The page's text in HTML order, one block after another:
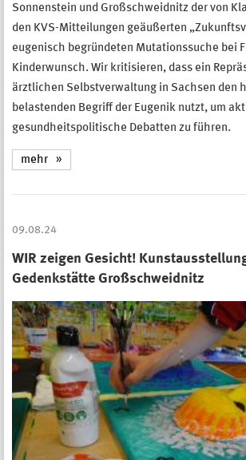
Sonnenstein und Großschweidnitz der von
den KVS-Mitteilungen geäußerten
eugenisch begründeten Mutationssuche bei
Kinderwunsch. Wir kritisieren, dass ein
ärztlichen Selbstverwaltung in Sachsen den
belastenden Begriff der Eugenik nutzt, um
gesundheitspolitische Debatten zu führen.
mehr
09.08.24
WIR zeigen Gesicht!
Gedenkstätte Großschweidnitz